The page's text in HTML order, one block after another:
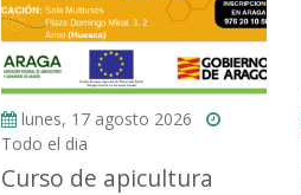
lunes, 17 agosto 2026
Todo el dia
Curso de apicultura